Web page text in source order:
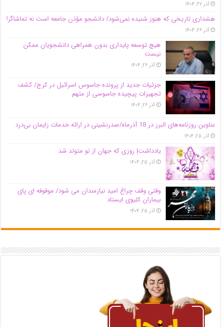
آذر ۲۷, ۱۴۰۴
هشداری تاریخی که هنوز شنیده نمی‌شود/ دانشجو مؤذن جامعه است نه تماشاگر!
آذر ۲۶, ۱۴۰۴
هیچ توسعه پایداری بدون همراهی دانشجویان ممکن
نیست
آذر ۲۶, ۱۴۰۴
جزئیات جدید از پرونده جاسوس اسرائیل در کرج/‌ کشف
تجهیزات پیچیده جاسوسی از متهم
آذر ۲۶, ۱۴۰۴
عناوین روزنامه‌های البرز در ‌18 آذرماه/صدرنشینی در ارائه خدمات زایمان بی‌درد
آذر ۲۵, ۱۴۰۴
یادداشت| روزی که جهان از نو متولد شد
آذر ۲۵, ۱۴۰۴
وقتی وقف چراغ امید نیازمندان می شود/ موقوفه ای پای
بیماران کلیوی ایستاد
آذر ۲۵, ۱۴۰۴